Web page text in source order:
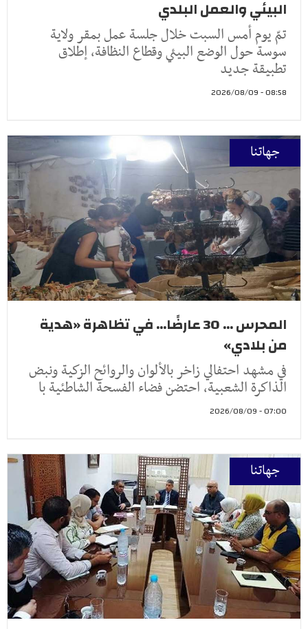
البيئي والعمل البلدي
تمّ يوم أمس السبت خلال جلسة عمل بمقر ولاية
سوسة حول الوضع البيئي وقطاع النظافة، إطلاق
تطبيقة جديد
08:58 - 2026/08/09
جهاتنا
المحرس ... 30 عارضًا... في تظاهرة «هدية
من بلادي»
في مشهد احتفالي زاخر بالألوان والروائح الزكية ونبض
الذاكرة الشعبية، احتضن فضاء الفسحة الشاطئية با
07:00 - 2026/08/09
جهاتنا